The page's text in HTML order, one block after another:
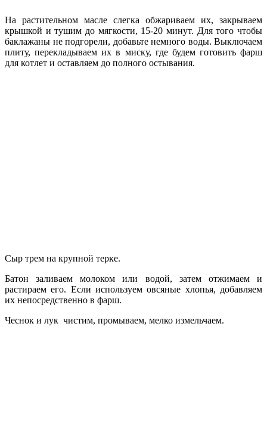
На растительном масле слегка обжариваем их, закрываем
крышкой и тушим до мягкости, 15-20 минут. Для того чтобы
баклажаны не подгорели, добавьте немного воды. Выключаем
плиту, перекладываем их в миску, где будем готовить фарш
для котлет и оставляем до полного остывания.
Сыр трем на крупной терке.
Батон заливаем молоком или водой, затем отжимаем и
растираем его. Если используем овсяные хлопья, добавляем
их непосредственно в фарш.
Чеснок и лук чистим, промываем, мелко измельчаем.